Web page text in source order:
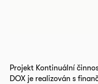
Projekt Kontinuální
DOX je realizován s